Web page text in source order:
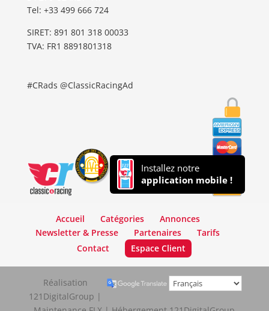
Tel: ‭+33 499 666 724‬
SIRET: 891 801 318 00033
TVA: FR1 8891801318
#CRads @ClassicRacingAd
Installez notre
application mobile !
Accueil Catégories
Annonces
Newsletter & Presse
Partenaires
Tarifs
Contact
Espace Client
Réalisation
121DigitalGroup |